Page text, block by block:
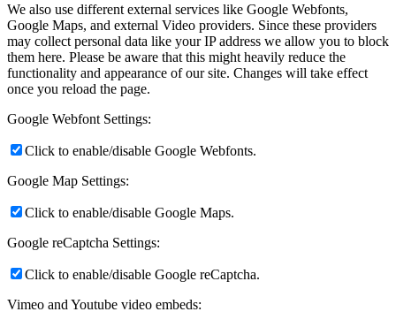
We also use different external services like Google Webfonts,
Google Maps, and external Video providers. Since these providers
may collect personal data like your IP address we allow you to block
them here. Please be aware that this might heavily reduce the
functionality and appearance of our site. Changes will take effect
once you reload the page.
Google Webfont Settings:
Click to enable/disable Google Webfonts.
Google Map Settings:
Click to enable/disable Google Maps.
Google reCaptcha Settings:
Click to enable/disable Google reCaptcha.
Vimeo and Youtube video embeds: